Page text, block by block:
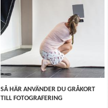
SÅ HÄR ANVÄNDER DU GRÅKORT
TILL FOTOGRAFERING